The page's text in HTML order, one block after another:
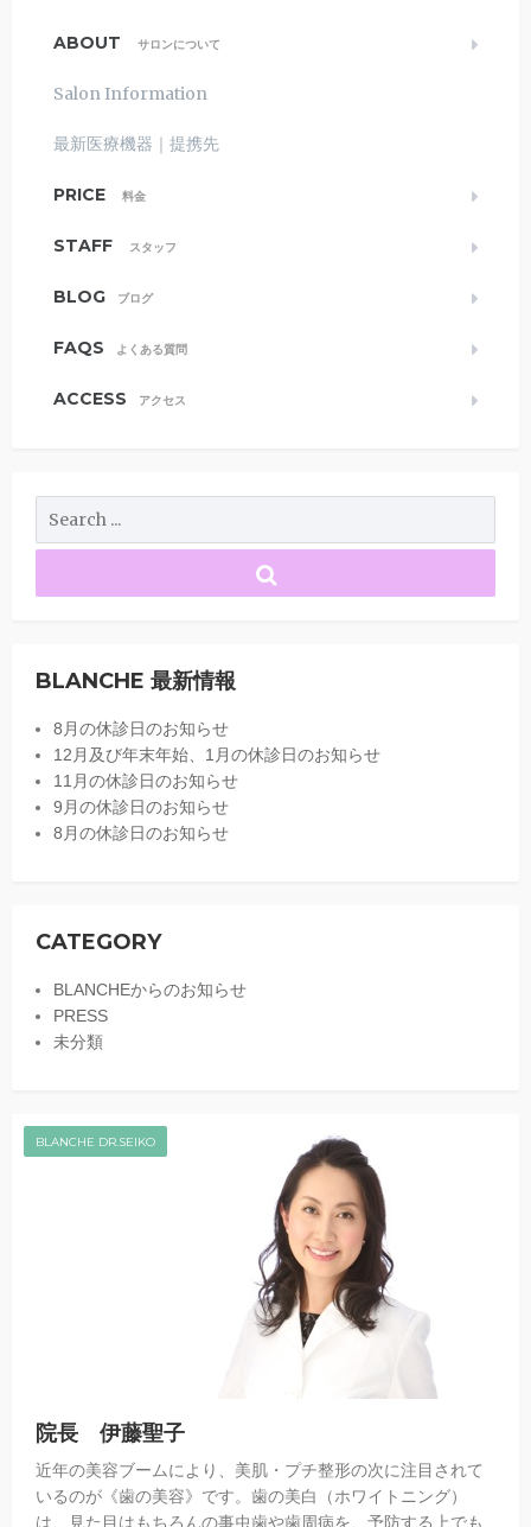
ABOUT サロンについて
Salon Information
最新医療機器｜提携先
PRICE 料金
STAFF スタッフ
BLOG ブログ
FAQS よくある質問
ACCESS アクセス
BLANCHE 最新情報
8月の休診日のお知らせ
12月及び年末年始、1月の休診日のお知らせ
11月の休診日のお知らせ
9月の休診日のお知らせ
8月の休診日のお知らせ
CATEGORY
BLANCHEからのお知らせ
PRESS
未分類
BLANCHE DR.SEIKO
院長 伊藤聖子
近年の美容ブームにより、美肌・プチ整形の次に注目されて
いるのが《歯の美容》です。歯の美白（ホワイトニング）
は、見た目はもちろんの事虫歯や歯周病を、予防する上でも